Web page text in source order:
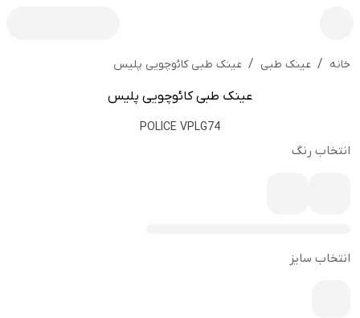
خانه / عینک طبی / عینک طبی کائوچویی پلیس
عینک طبی کائوچویی پلیس
POLICE VPLG74
انتخاب رنگ
انتخاب سایز